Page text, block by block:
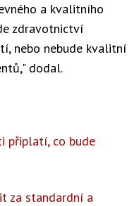
a kvalitního
zdravotnictví
nebo nebude kvalitní
dodal.
připlatí, co bude
za standardní a